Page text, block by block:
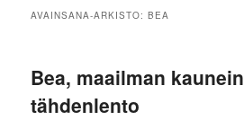
AVAINSANA-ARKISTO:BEA
Bea, maailman kaunein
tähdenlento